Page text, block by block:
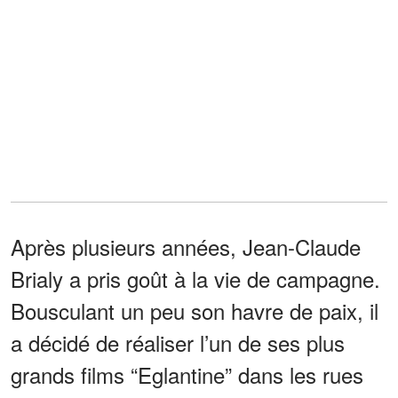
Après plusieurs années, Jean-Claude
Brialy a pris goût à la vie de campagne.
Bousculant un peu son havre de paix, il
a décidé de réaliser l’un de ses plus
grands films “Eglantine” dans les rues